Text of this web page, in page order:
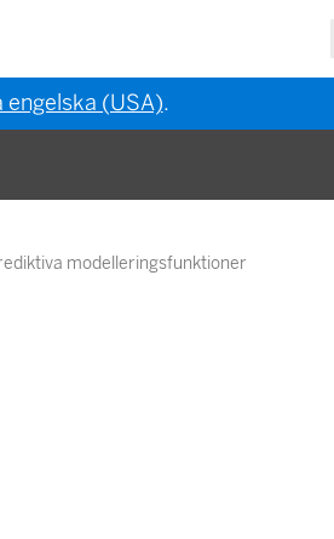
engelska (USA).
modelleringsfunktioner